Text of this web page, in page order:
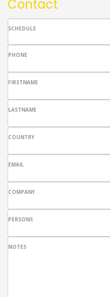
Contact
SCHEDULE
PHONE
FIRSTNAME
LASTNAME
COUNTRY
EMAIL
COMPANY
PERSONS
NOTES